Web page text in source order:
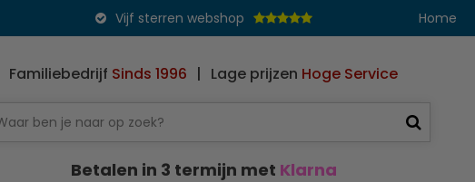
Vijf sterren webshop Home
Familiebedrijf Sinds 1996 | Lage prijzen Hoge Service
Betalen in 3 termijn met Klarna